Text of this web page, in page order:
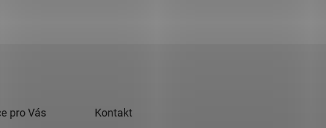
pro Vás Kontakt